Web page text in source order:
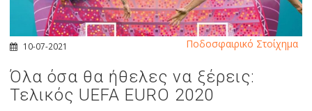
10-07-2021
Όλα όσα θα ήθελες να ξέρεις:
Τελικός UEFA EURO 2020
Ποδοσφαιρικό Στοίχημα